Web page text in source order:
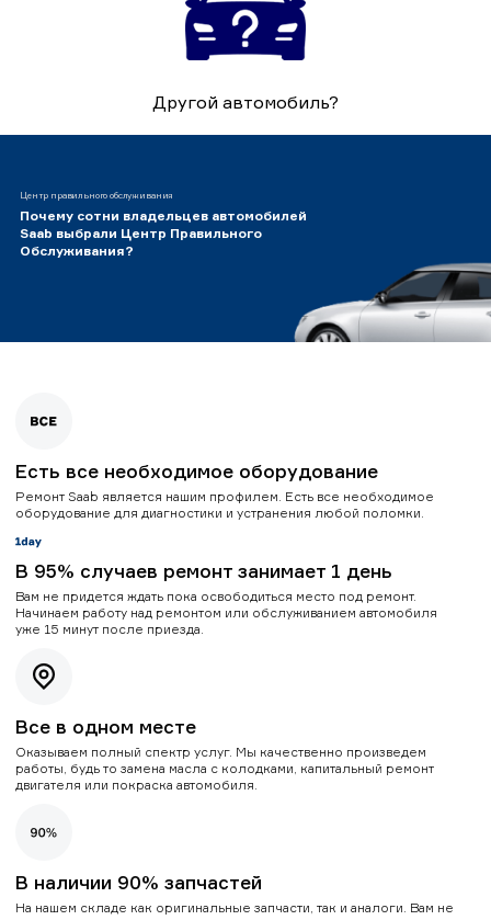
Другой автомобиль?
Центр правильного обслуживания
Почему сотни владельцев автомобилей
Saab выбрали Центр Правильного
Обслуживания?
Есть все необходимое оборудование
Ремонт Saab является нашим профилем. Есть все необходимое
оборудование для диагностики и устранения любой поломки.
В 95% случаев ремонт занимает 1 день
Вам не придется ждать пока освободиться место под ремонт.
Начинаем работу над ремонтом или обслуживанием автомобиля
уже 15 минут после приезда.
Все в одном месте
Оказываем полный спектр услуг. Мы качественно произведем
работы, будь то замена масла с колодками, капитальный ремонт
двигателя или покраска автомобиля.
В наличии 90% запчастей
На нашем складе как оригинальные запчасти, так и аналоги. Вам не